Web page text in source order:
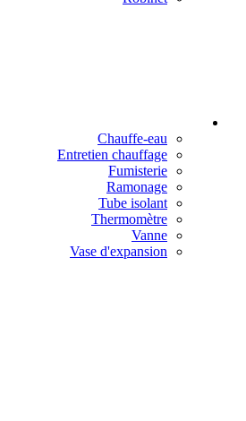
Chauffe-eau
Entretien chauffage
Fumisterie
Ramonage
Tube isolant
Thermomètre
Vanne
Vase d'expansion